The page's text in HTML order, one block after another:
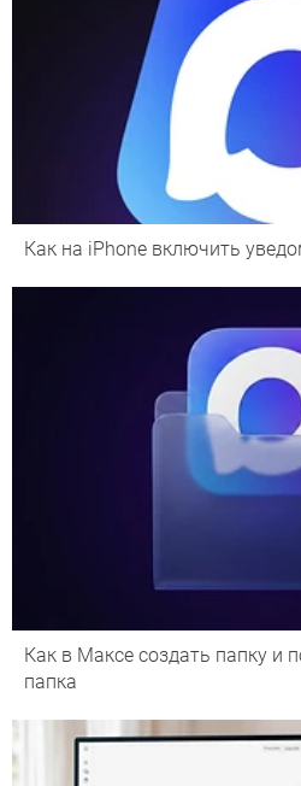
Как на iPhone включить
Как в Максе создать папку и
папка